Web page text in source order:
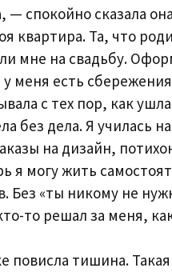
спокойно сказала
квартира. Та, что
мне на свадьбу.
меня есть
с тех пор, как
без дела. Я училась
на дизайн,
я могу жить
Без «ты никому не
то решал за меня,
повисла тишина.